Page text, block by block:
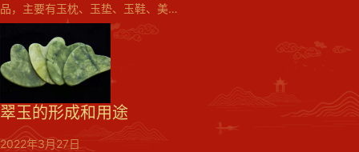
品，主要有玉枕、玉垫、玉鞋、美容
器等十几个品种，岫岩玉品深受人的
喜爱，已成为寻常百姓家的必备之
品。岫岩玉雕不仅种类齐全，而且雕
琢工艺精湛。主要工艺有浮雕、透
雕、圆雕、内雕镂空、缧纹组合等。
其中内雕镂空难度最大，艺术造诣最
高。能够掌握和使用这种技术的人很
少，因此，内雕镂空又被玉雕业称为
翠玉的形成和用途
2022年3月27日